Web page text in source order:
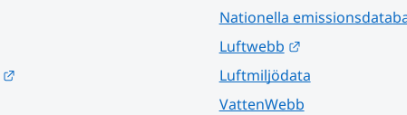
Nationella
Luftwebb
Länk till annan
Luftmiljödata
VattenWebb